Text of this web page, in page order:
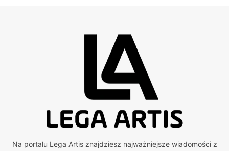
Na portalu Lega Artis znajdziesz najważniejsze wiadomości z